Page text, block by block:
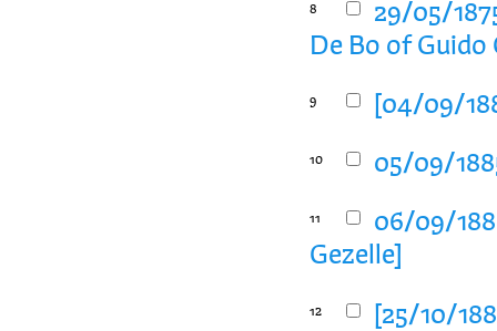
8
29/05/
De Bo of Guido
9 [04/09/
10 05/09/
11
06/09/
Gezelle]
12 [25/10/